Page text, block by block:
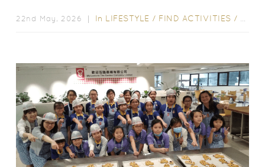
計...
22nd May, 2026 ｜ In LIFESTYLE / FIND ACTIVITIES /